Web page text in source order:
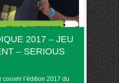
2017 – JEU
– SERIOUS
couvrir l’édition 2017 du